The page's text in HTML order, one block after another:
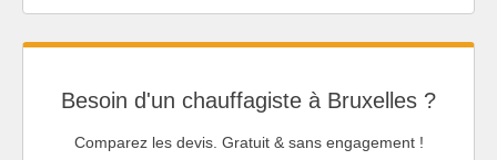
Besoin d'un chauffagiste à Bruxelles ?
Comparez les devis. Gratuit & sans engagement !